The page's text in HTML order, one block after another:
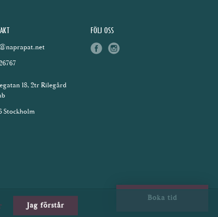
18, 2tr Rilegård
Stockholm
FÖLJ OSS
f
i
Jag förstår
Boka tid